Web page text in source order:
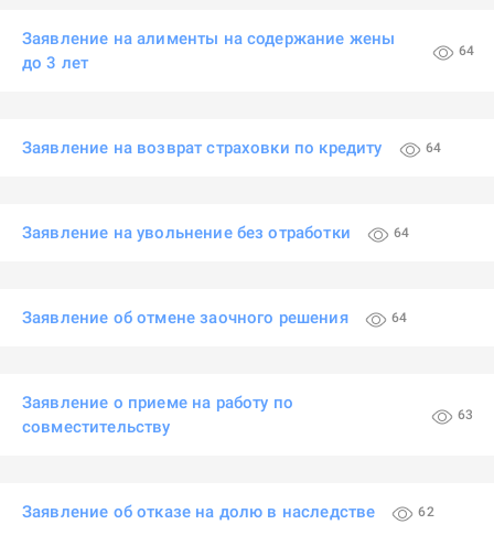
Заявление на алименты на содержание жены
до 3 лет
64
Заявление на возврат страховки по кредиту 64
Заявление на увольнение без отработки 64
Заявление об отмене заочного решения 64
Заявление о приеме на работу по
совместительству
63
Заявление об отказе на долю в наследстве 62